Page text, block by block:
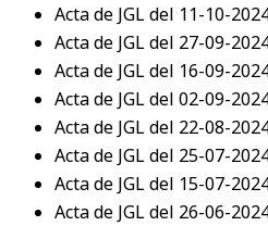
Acta de JGL del 11-10-
Acta de JGL del 27-09-
Acta de JGL del 16-09-
Acta de JGL del 02-09-
Acta de JGL del 22-08-
Acta de JGL del 25-07-
Acta de JGL del 15-07-
Acta de JGL del 26-06-